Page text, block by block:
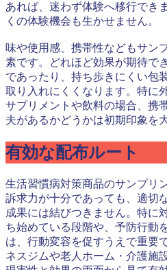
あれば、迷わず体験へ移行でき
くの体験機会も生かせません。
味や使用感、携帯性などもサン
素です。どれほど効果が期待で
であったり、持ち歩きにくい包
取り入れにくくなります。特に
サプリメントや飲料の場合、携
夫があるかどうかは初期印象を
有効な配布ルート
生活習慣病対策商品のサンプリ
訴求力が十分であっても、適切
成果には結びつきません。特に
ち始めている段階や、予防行動
は、行動変容を促すうえで重要
ネスジムや老人ホーム・介護施